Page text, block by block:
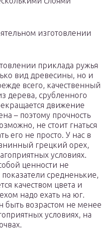
изготовлении
приклада ружья
вид древесины, но и
всего, качественный
дерева, срубленного
движение
– поэтому прочность
не стоит гнаться
его не просто. У нас в
грецкий орех,
условиях.
ценности не
средненькие,
качеством цвета и
надо ехать на юг.
быть возрастом не менее
условиях, на